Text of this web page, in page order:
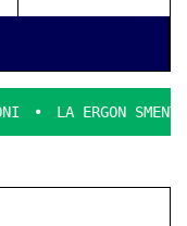
SMENTICE LA